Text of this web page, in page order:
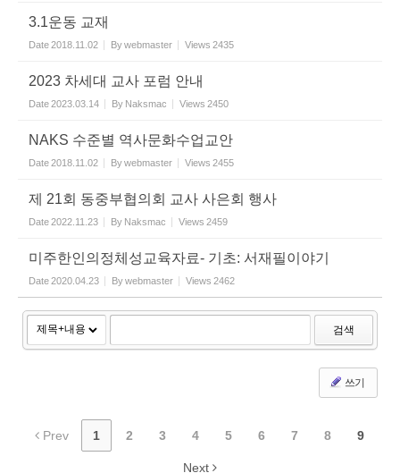
3.1운동 교재
Date2018.11.02 Bywebmaster Views 2435
2023 차세대 교사 포럼 안내
Date2023.03.14 By Naksmac Views 2450
NAKS 수준별 역사문화수업교안
Date2018.11.02 Bywebmaster Views 2455
제 21회 동중부협의회 교사 사은회 행사
Date2022.11.23 By Naksmac Views 2459
미주한인의정체성교육자료- 기초: 서재필이야기
Date2020.04.23 Bywebmaster Views 2462
검색
쓰기
Prev 1 2 3 4 5 6 7 8 9
Next